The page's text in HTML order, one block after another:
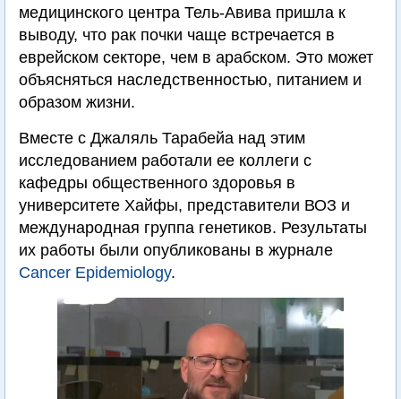
медицинского центра Тель-Авива пришла к
выводу, что рак почки чаще встречается в
еврейском секторе, чем в арабском. Это может
объясняться наследственностью, питанием и
образом жизни.
Вместе с Джаляль Тарабейа над этим
исследованием работали ее коллеги с
кафедры общественного здоровья в
университете Хайфы, представители ВОЗ и
международная группа генетиков. Результаты
их работы были опубликованы в журнале
Cancer Epidemiology.